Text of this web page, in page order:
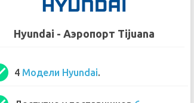
Hyundai - Аэропорт Tijuana
4 Модели Hyundai.